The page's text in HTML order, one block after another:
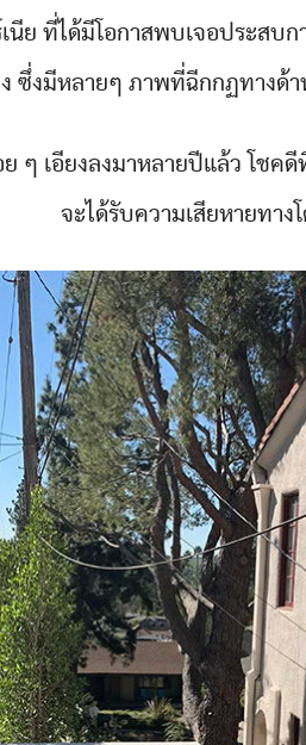
เนีย ที่ได้มีโอกาสพบเจอประสบ
ง ซึ่งมีหลายๆ ภาพที่ฉีกกฏทางด้า
ๆ เอียงลงมาหลายปีแล้ว โชคดี
จะได้รับความเสียหายทางโ